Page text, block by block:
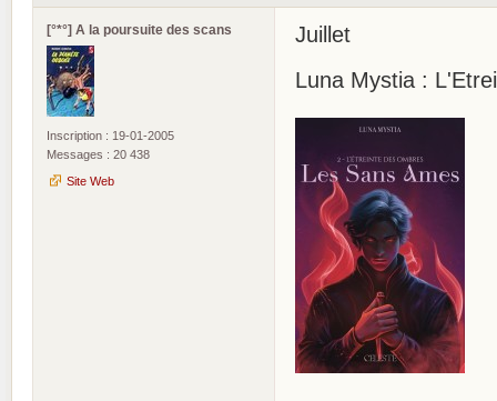
[°*°] A la poursuite des scans
Inscription : 19-01-2005
Messages : 20 438
Site Web
Juillet
Luna Mystia :